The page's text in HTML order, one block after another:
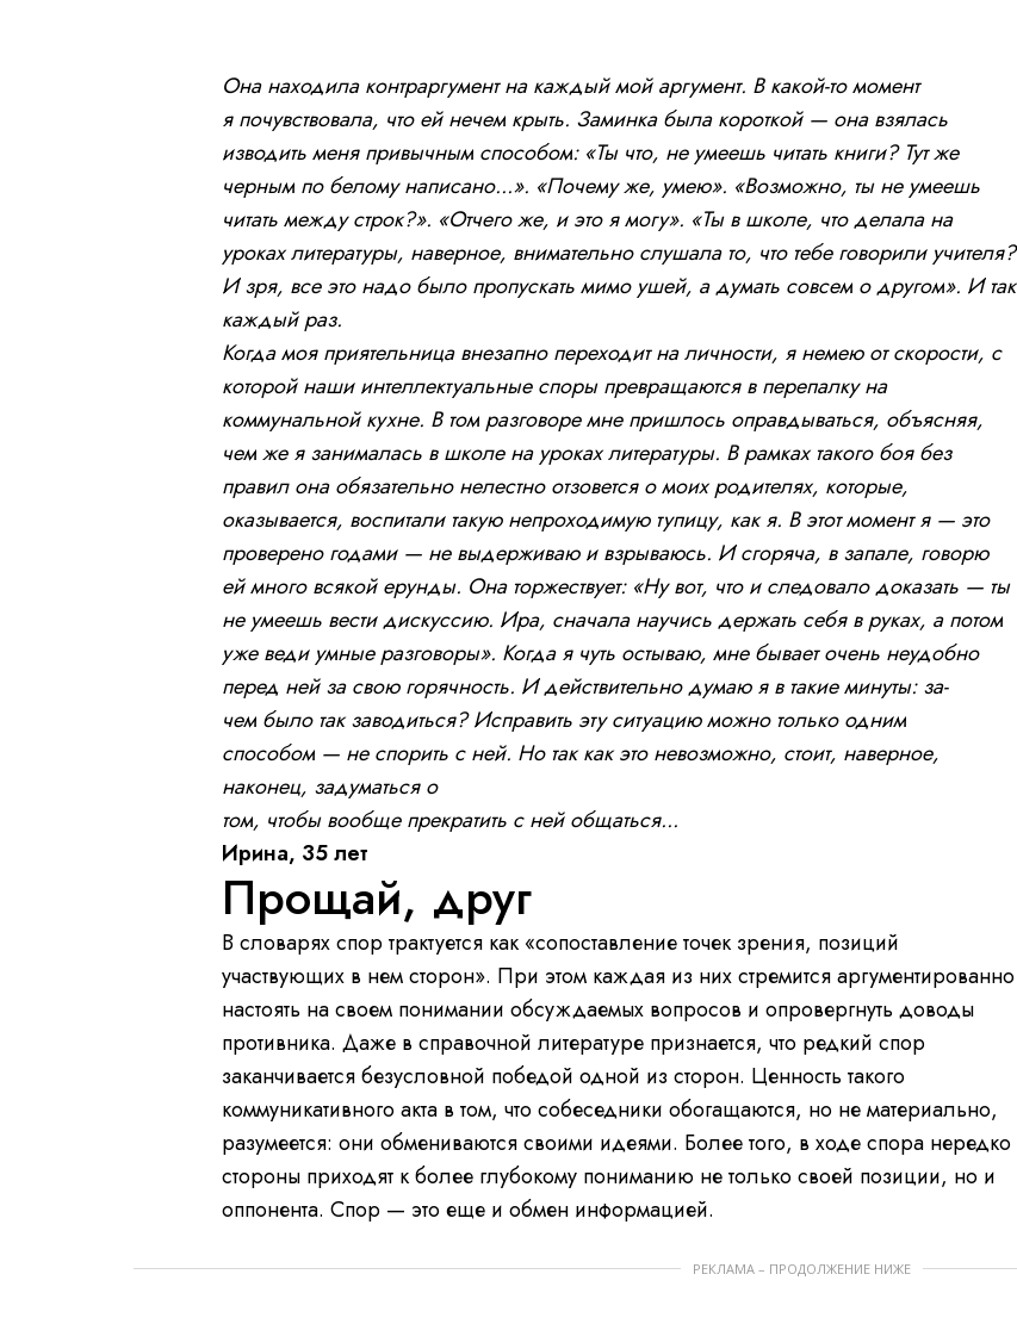
Она находила контраргумент на каждый мой аргумент. В какой-то момент
я почувствовала, что ей нечем крыть. Заминка была короткой — она взялась
изводить меня привычным способом: «Ты что, не умеешь читать книги? Тут же
черным по белому написано...». «Почему же, умею». «Возможно, ты не умеешь
читать между строк?». «Отчего же, и это я могу». «Ты в школе, что делала на
уроках литературы, наверное, внимательно слушала то, что тебе говорили учителя?
И зря, все это надо было пропускать мимо ушей, а думать совсем о другом». И так
каждый раз.
Когда моя приятельница внезапно переходит на личности, я немею от скорости, с
которой наши интеллектуальные споры превращаются в перепалку на
коммунальной кухне. В том разговоре мне пришлось оправдываться, объясняя,
чем же я занималась в школе на уроках литературы. В рамках такого боя без
правил она обязательно нелестно отзовется о моих родителях, которые,
оказывается, воспитали такую непроходимую тупицу, как я. В этот момент я — это
проверено годами — не выдерживаю и взрываюсь. И сгоряча, в запале, говорю
ей много всякой ерунды. Она торжествует: «Ну вот, что и следовало доказать — ты
не умеешь вести дискуссию. Ира, сначала научись держать себя в руках, а потом
уже веди умные разговоры». Когда я чуть остываю, мне бывает очень неудобно
перед ней за свою горячность. И действительно думаю я в такие минуты: за-
чем было так заводиться? Исправить эту ситуацию можно только одним
способом — не спорить с ней. Но так как это невозможно, стоит, наверное,
наконец, задуматься о
том, чтобы вообще прекратить с ней общаться...
Ирина, 35 лет
Прощай, друг
В словарях спор трактуется как «сопоставление точек зрения, позиций
участвующих в нем сторон». При этом каждая из них стремится аргументированно
настоять на своем понимании обсуждаемых вопросов и опровергнуть доводы
противника. Даже в справочной литературе признается, что редкий спор
заканчивается безусловной победой одной из сторон. Ценность такого
коммуникативного акта в том, что собеседники обогащаются, но не материально,
разумеется: они обмениваются своими идеями. Более того, в ходе спора нередко
стороны приходят к более глубокому пониманию не только своей позиции, но и
оппонента. Спор — это еще и обмен информацией.
РЕКЛАМА – ПРОДОЛЖЕНИЕ НИЖЕ